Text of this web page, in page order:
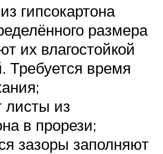
гипсокартона
размера
их влагостойкой
Требуется время
листы из
в прорези;
зазоры заполняют